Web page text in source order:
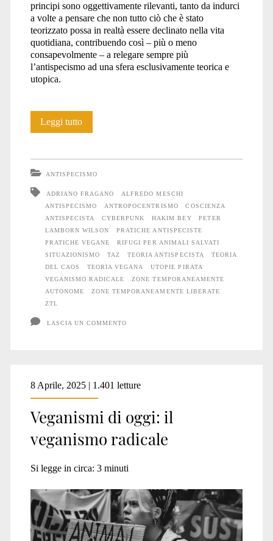
principi sono oggettivamente rilevanti, tanto da indurci
a volte a pensare che non tutto ciò che è stato
teorizzato possa in realtà essere declinato nella vita
quotidiana, contribuendo così – più o meno
consapevolmente – a relegare sempre più
l’antispecismo ad una sfera esclusivamente teorica e
utopica.
Leggi tuttoZ.T.L.
Liberate
ANTISPECISMO
ADRIANO FRAGANO
ALFREDO MESCHI
ANTISPECISMO
ANTROPOCENTRISMO
COSCIENZA
ANTISPECISTA
CYBERPUNK HAKIM BEY
PETER
LAMBORN WILSON
PRATICHE ANTISPECISTE
PRATICHE VEGANE
RIFUGI PER ANIMALI SALVATI
SITUAZIONISMO
TAZ TEORIA ANTISPECISTA
TEORIA
DEL CAOS
TEORIA VEGANA
UTOPIE PIRATA
VEGANISMO RADICALE
ZONE TEMPORANEAMENTE
AUTONOME
ZONE TEMPORANEAMENTE LIBERATE
ZTL
LASCIA UN COMMENTO
8 Aprile, 2025 | 1.401 letture
Veganismi di oggi: il
veganismo radicale
Si legge in circa: 3 minuti